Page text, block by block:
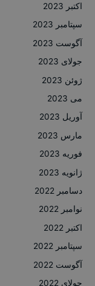
اکتبر 2023
سپتامبر 2023
آگوست 2023
جولای 2023
ژوئن 2023
می 2023
آوریل 2023
مارس 2023
فوریه 2023
ژانویه 2023
دسامبر 2022
نوامبر 2022
اکتبر 2022
سپتامبر 2022
آگوست 2022
جولای 2022